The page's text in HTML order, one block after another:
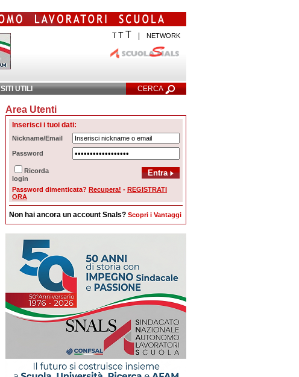
T TT NETWORK
SITI UTILI CERCA
Ricerca Avanzata
Area Utenti
Inserisci i tuoi dati:
Nickname/Email
Password
Ricorda
login
Password dimenticata? Recupera! - REGISTRATI
ORA
Non hai ancora un account Snals? Scopri i Vantaggi